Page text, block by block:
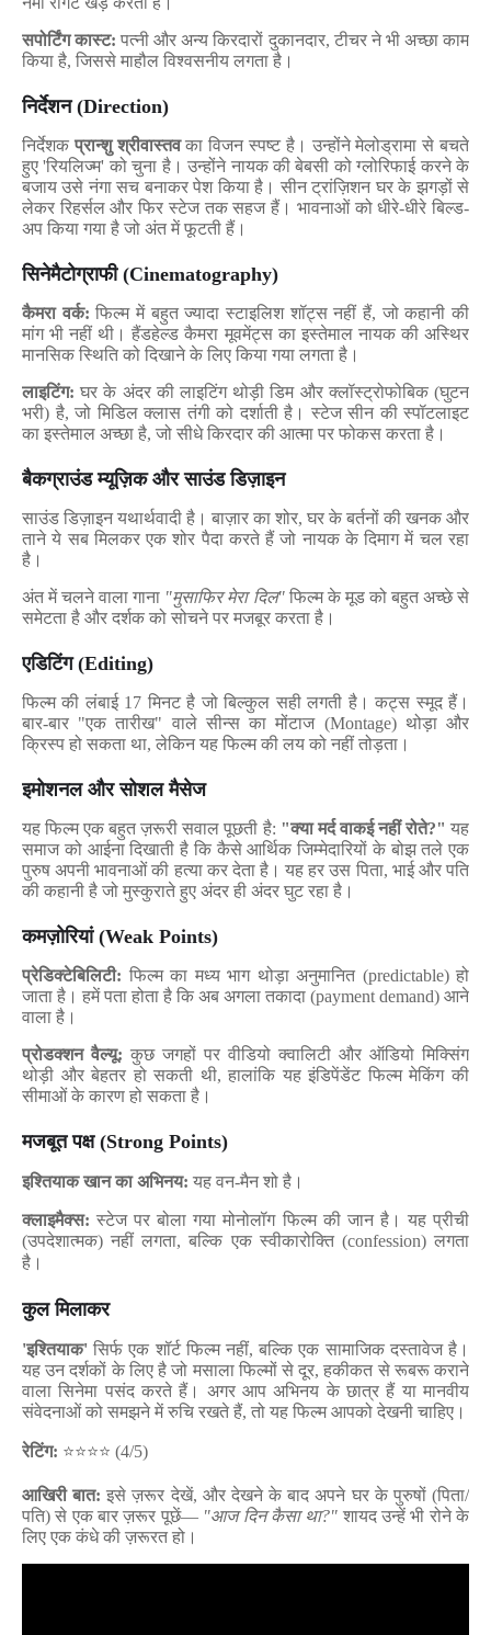
सपोर्टिंग कास्ट: पत्नी और अन्य किरदारों दुकानदार, टीचर ने भी अच्छा काम
किया है, जिससे माहौल विश्वसनीय लगता है।
निर्देशन (Direction)
निर्देशक प्रान्शु श्रीवास्तव का विजन स्पष्ट है। उन्होंने मेलोड्रामा से बचते
हुए'रियलिज्म' को चुना है। उन्होंने नायक की बेबसी को ग्लोरिफाई करने के
बजाय उसे नंगा सच बनाकर पेश किया है। सीन ट्रांज़िशन घर के झगड़ों से
लेकर रिहर्सल और फिर स्टेज तक सहज हैं। भावनाओं को धीरे-धीरे बिल्ड-
अप किया गया है जो अंत में फूटती हैं।
सिनेमैटोग्राफी (Cinematography)
कैमरा वर्क: फिल्म में बहुत ज्यादा स्टाइलिश शॉट्स नहीं हैं, जो कहानी की
मांग भी नहीं थी। हैंडहेल्ड कैमरा मूवमेंट्स का इस्तेमाल नायक की अस्थिर
मानसिक स्थिति को दिखाने के लिए किया गया लगता है।
लाइटिंग: घर के अंदर की लाइटिंग थोड़ी डिम और क्लॉस्ट्रोफोबिक (घुटन
भरी) है, जो मिडिल क्लास तंगी को दर्शाती है। स्टेज सीन की स्पॉटलाइट
का इस्तेमाल अच्छा है, जो सीधे किरदार की आत्मा पर फोकस करता है।
बैकग्राउंड म्यूज़िक और साउंड डिज़ाइन
साउंड डिज़ाइन यथार्थवादी है। बाज़ार का शोर, घर के बर्तनों की खनक और
ताने ये सब मिलकर एक शोर पैदा करते हैं जो नायक के दिमाग में चल रहा
है।
अंत में चलने वाला गाना "मुसाफिर मेरा दिल" फिल्म के मूड को बहुत अच्छे से
समेटता है और दर्शक को सोचने पर मजबूर करता है।
एडिटिंग (Editing)
फिल्म की लंबाई 17 मिनट है जो बिल्कुल सही लगती है। कट्स स्मूद हैं।
बार-बार "एक तारीख" वाले सीन्स का मोंटाज (Montage) थोड़ा और
क्रिस्प हो सकता था, लेकिन यह फिल्म की लय को नहीं तोड़ता।
इमोशनल और सोशल मैसेज
यह फिल्म एक बहुत ज़रूरी सवाल पूछती है: "क्या मर्द वाकई नहीं रोते?" यह
समाज को आईना दिखाती है कि कैसे आर्थिक जिम्मेदारियों के बोझ तले एक
पुरुष अपनी भावनाओं की हत्या कर देता है। यह हर उस पिता, भाई और पति
की कहानी है जो मुस्कुराते हुए अंदर ही अंदर घुट रहा है।
कमज़ोरियां (Weak Points)
प्रेडिक्टेबिलिटी: फिल्म का मध्य भाग थोड़ा अनुमानित (predictable) हो
जाता है। हमें पता होता है कि अब अगला तकादा (payment demand) आने
वाला है।
प्रोडक्शन वैल्यू: कुछ जगहों पर वीडियो क्वालिटी और ऑडियो मिक्सिंग
थोड़ी और बेहतर हो सकती थी,हालांकि यह इंडिपेंडेंट फिल्म मेकिंग की
सीमाओं के कारण हो सकता है।
मजबूत पक्ष (Strong Points)
इश्तियाक खान का अभिनय: यह वन-मैन शो है।
क्लाइमैक्स: स्टेज पर बोला गया मोनोलॉग फिल्म की जान है। यह प्रीची
(उपदेशात्मक) नहीं लगता,बल्कि एक स्वीकारोक्ति (confession)लगता
है।
कुल मिलाकर
'इश्तियाक' सिर्फ एक शॉर्ट फिल्म नहीं,बल्कि एक सामाजिक दस्तावेज है।
यह उन दर्शकों के लिए है जो मसाला फिल्मों से दूर,हकीकत से रूबरू कराने
वाला सिनेमा पसंद करते हैं। अगर आप अभिनय के छात्र हैं या मानवीय
संवेदनाओं को समझने में रुचि रखते हैं, तो यह फिल्म आपको देखनी चाहिए।
रेटिंग: ⭐⭐⭐⭐ (4/5)
आखिरी बात: इसे ज़रूर देखें, और देखने के बाद अपने घर के पुरुषों (पिता/
पति) से एक बार ज़रूर पूछें— "आज दिन कैसा था?" शायद उन्हें भी रोने के
लिए एक कंधे की ज़रूरत हो।